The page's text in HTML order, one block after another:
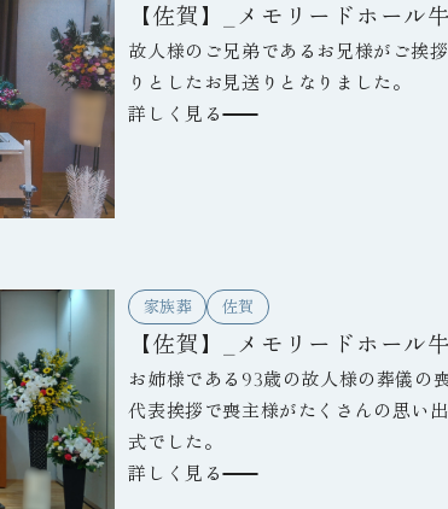
【佐賀】_メモリードホール
故人様のご兄弟であるお兄様がご挨
りとしたお見送りとなりました。
詳しく見る
家族葬 佐賀
【佐賀】_メモリードホール
お姉様である93歳の故人様の葬儀の
代表挨拶で喪主様がたくさんの思い
式でした。
詳しく見る